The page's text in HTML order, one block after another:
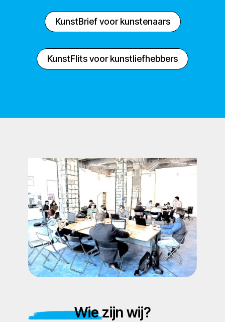
KunstBrief voor kunstenaars
KunstFlits voor kunstliefhebbers
Wie zijn wij?